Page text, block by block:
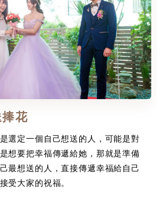
捧花
選定一個自己想送的人，可能是對
想要把幸福傳遞給她，那就是準備
最想送的人，直接傳遞幸福給自己
受大家的祝福。